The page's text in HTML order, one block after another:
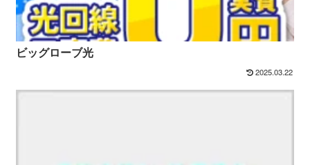
ビッグローブ光
2025.03.22